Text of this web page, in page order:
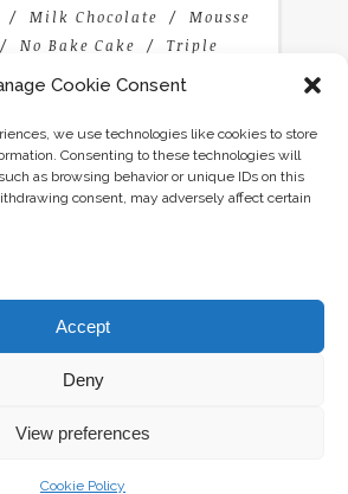
Cookie Consent
we use technologies like cookies to store
Consenting to these technologies will
as browsing behavior or unique IDs on this
consent, may adversely affect certain
Accept
Deny
View preferences
Cookie Policy
Milk Chocolate
Mousse
No Bake Cake
Triple
ALSO LIKE